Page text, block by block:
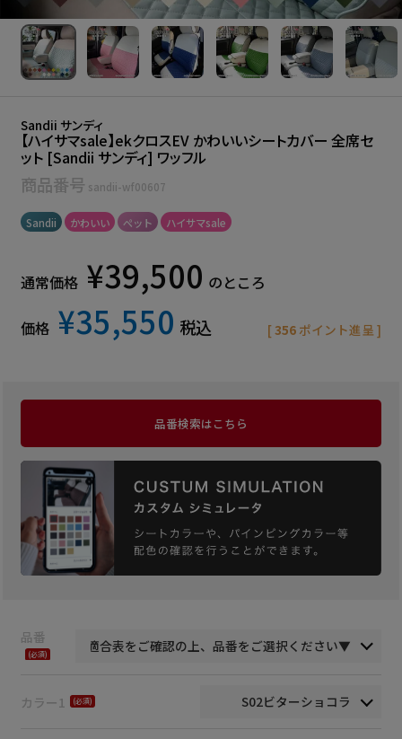
Sandii サンディ
【ハイサマsale】ekクロスEV かわいいシートカバー 全席セ
ット [Sandii サンディ] ワッフル
商品番号 sandii-wf00607
Sandii かわいい ペット ハイサマsale
通常価格 ¥39,500 のところ
価格 ¥35,550 税込 [356 ポイント進呈 ]
品番検索はこちら
品番
カラー1